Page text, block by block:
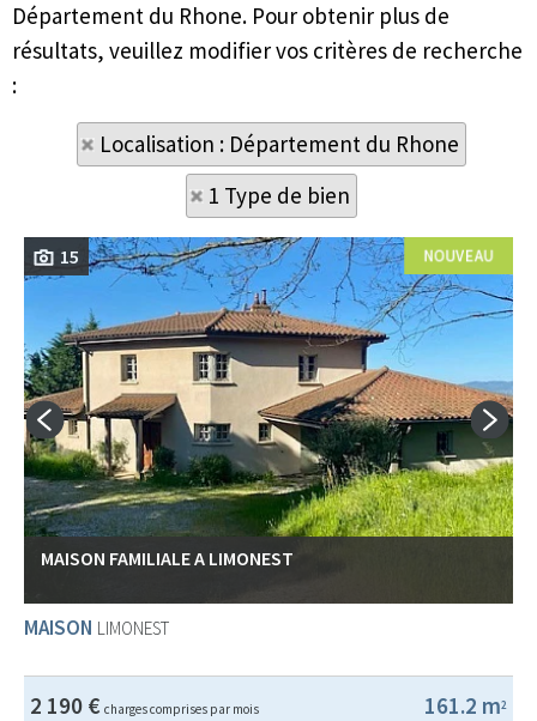
Département du Rhone. Pour obtenir plus de
résultats, veuillez modifier vos critères de recherche
:
Localisation : Département du Rhone
1 Type de bien
15
MAISON FAMILIALE A LIMONEST
MAISON LIMONEST
161.2 m2
2 190 € charges comprises par mois